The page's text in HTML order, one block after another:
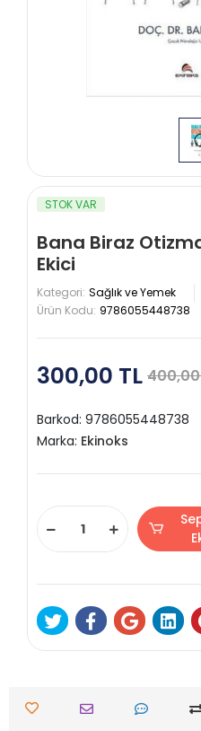
STOK VAR
Bana Biraz
Ekici
Kategori: Sağlık ve Yemek
Ürün Kodu: 9786055448738
300,00 TL 400,00
Barkod: 9786055448738
Marka: Ekinoks